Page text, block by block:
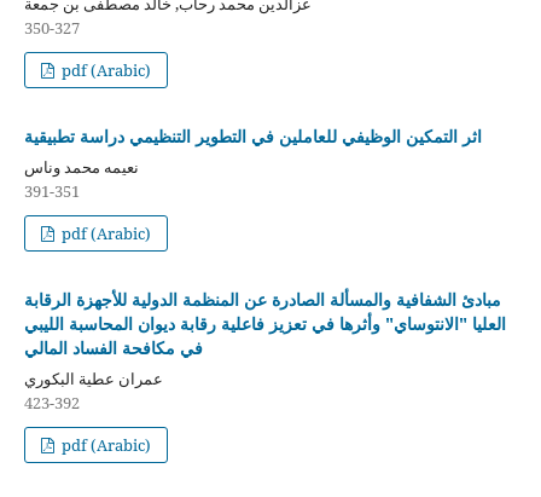
350-327
pdf (Arabic)
اثر التمكين الوظيفي للعاملين في التطوير التنظيمي دراسة تطبيقية
نعيمه محمد وناس
391-351
pdf (Arabic)
مبادئ الشفافية والمسألة الصادرة عن المنظمة الدولية للأجهزة الرقابة
العليا "الانتوساي" وأثرها في تعزيز فاعلية رقابة ديوان المحاسبة الليبي
في مكافحة الفساد المالي
عمران عطية البكوري
423-392
pdf (Arabic)